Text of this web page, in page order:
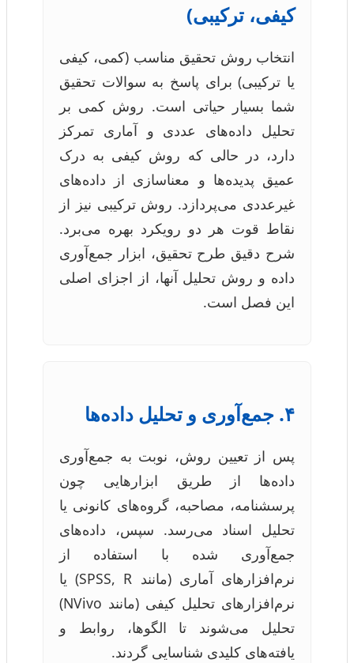
کیفی، ترکیبی)
انتخاب روش تحقیق مناسب (کمی، کیفی
یا ترکیبی) برای پاسخ به سوالات تحقیق
شما بسیار حیاتی است. روش کمی بر
تحلیل داده‌های عددی و آماری تمرکز
دارد، در حالی که روش کیفی به درک
عمیق پدیده‌ها و معناسازی از داده‌های
غیرعددی می‌پردازد. روش ترکیبی نیز از
نقاط قوت هر دو رویکرد بهره می‌برد.
شرح دقیق طرح تحقیق، ابزار جمع‌آوری
داده و روش تحلیل آنها، از اجزای اصلی
این فصل است.
۴. جمع‌آوری و تحلیل داده‌ها
پس از تعیین روش، نوبت به جمع‌آوری
داده‌ها از طریق ابزارهایی چون
پرسشنامه، مصاحبه، گروه‌های کانونی یا
تحلیل اسناد می‌رسد. سپس، داده‌های
جمع‌آوری شده با استفاده از
نرم‌افزارهای آماری (مانند SPSS, R) یا
نرم‌افزارهای تحلیل کیفی (مانند NVivo)
تحلیل می‌شوند تا الگوها، روابط و
یافته‌های کلیدی شناسایی گردند.